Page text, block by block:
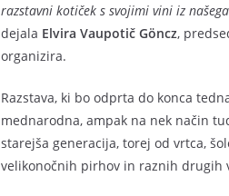
razstavni kotiček s svojimi vini iz
dejala Elvira Vaupotič Göncz,
organizira.
Razstava, ki bo odprta do konca
mednarodna, ampak na nek način
starejša generacija, torej od vrtca,
velikonočnih pirhov in raznih drugih